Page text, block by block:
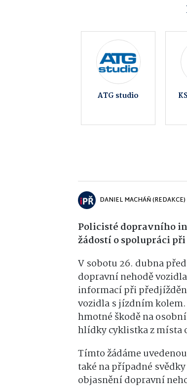
Obec Prosenice
DANIEL MACHÁŇ (REDAKCE)
Policisté dopravního
žádostí o spolupráci
V sobotu 26. dubna
dopravní nehodě
informací při
vozidla s jízdním kolem.
hmotné škodě na
hlídky cyklistka z místa
Tímto žádáme
také na případné
objasnění dopravní